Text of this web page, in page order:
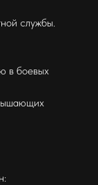
службы.
в боевых